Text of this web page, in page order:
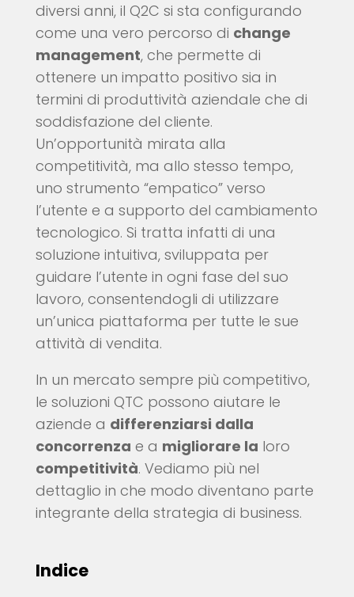
diversi anni, il Q2C si sta configurando
come una vero percorso di change
management, che permette di
ottenere un impatto positivo sia in
termini di produttività aziendale che di
soddisfazione del cliente.
Un’opportunità mirata alla
competitività, ma allo stesso tempo,
uno strumento “empatico” verso
l’utente e a supporto del cambiamento
tecnologico. Si tratta infatti di una
soluzione intuitiva, sviluppata per
guidare l’utente in ogni fase del suo
lavoro, consentendogli di utilizzare
un’unica piattaforma per tutte le sue
attività di vendita.
In un mercato sempre più competitivo,
le soluzioni QTC possono aiutare le
aziende a differenziarsi dalla
concorrenza e a migliorare la loro
competitività. Vediamo più nel
dettaglio in che modo diventano parte
integrante della strategia di business.
Indice